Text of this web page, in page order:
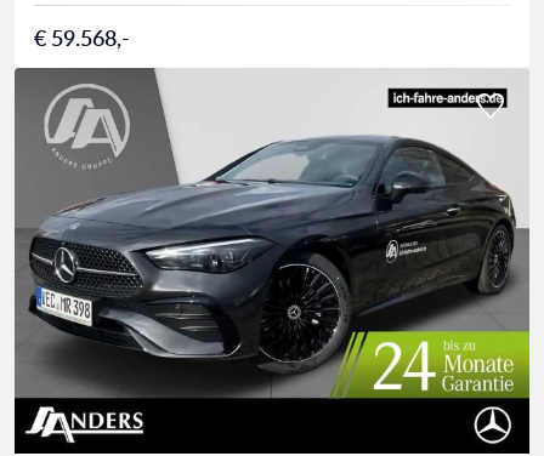
€ 59.568,-